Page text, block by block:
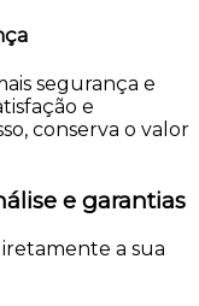
segurança e
e
conserva o valor
e garantias
a sua